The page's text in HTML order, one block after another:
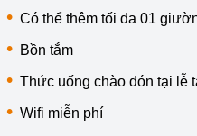
Có thể thêm tối đa 01
Bồn tắm
Thức uống chào đón tại lễ
Wifi miễn phí